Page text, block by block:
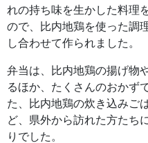
れの持ち味を生かした料理
ので、比内地鶏を使った調
し合わせて作られました。
弁当は、比内地鶏の揚げ物
るほか、たくさんのおかず
た、比内地鶏の炊き込みご
ど、県外から訪れた方たち
りでした。